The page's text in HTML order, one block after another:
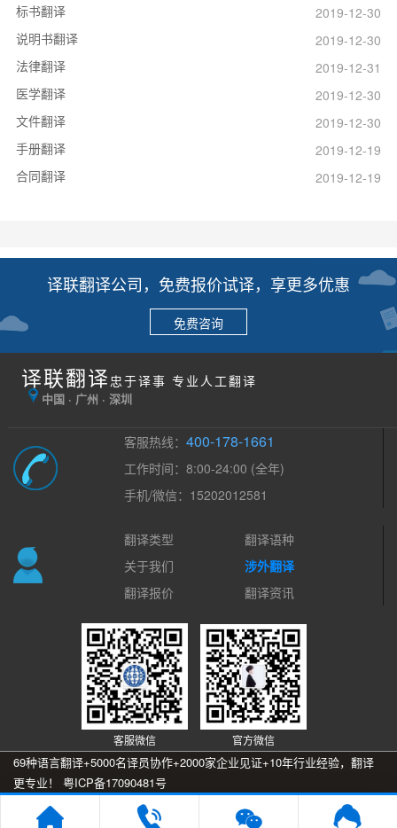
标书翻译
2019-12-30
说明书翻译
2019-12-30
法律翻译
2019-12-31
医学翻译
2019-12-30
文件翻译
2019-12-30
手册翻译
2019-12-19
合同翻译
2019-12-19
译联翻译公司，免费报价试译，享更多优惠
免费咨询

译联翻译 忠于译事 专业人工翻译
中国 · 广州 · 深圳
客服热线：400-178-1661
工作时间：8:00-24:00 (全年)
手机/微信：15202012581
翻译类型
翻译语种
关于我们
涉外翻译
翻译报价
翻译资讯
客服微信 官方微信
69种语言翻译+5000名译员协作+2000家企业见证+10年行业经验，翻译
更专业！ 粤ICP备17090481号